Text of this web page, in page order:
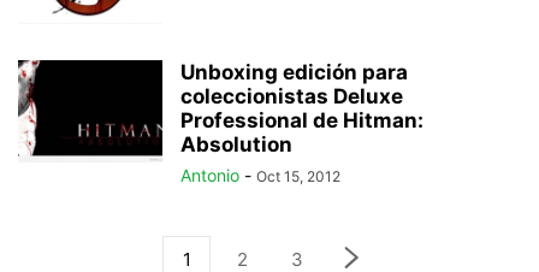
Unboxing edición para
coleccionistas Deluxe
Professional de Hitman:
Absolution
Antonio - Oct 15, 2012
1 2 3